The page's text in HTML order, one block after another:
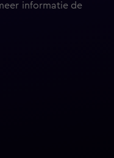
informatie de